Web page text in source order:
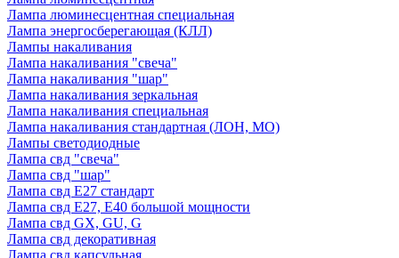
Лампа люминесцентная специальная
Лампа энергосберегающая (КЛЛ)
Лампы накаливания
Лампа накаливания "свеча"
Лампа накаливания "шар"
Лампа накаливания зеркальная
Лампа накаливания специальная
Лампа накаливания стандартная (ЛОН, МО)
Лампы светодиодные
Лампа свд "свеча"
Лампа свд "шар"
Лампа свд E27 стандарт
Лампа свд E27, Е40 большой мощности
Лампа свд GX, GU, G
Лампа свд декоративная
Лампа свд капсульная